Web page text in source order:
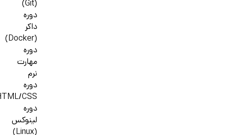
(Git)
دوره
داکر
(Docker)
دوره
مهارت
نرم
دوره
CSS
دوره
لینوکس